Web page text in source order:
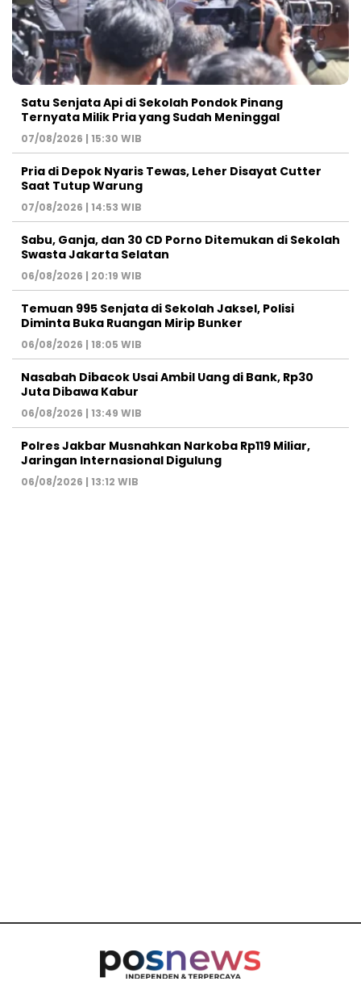
Satu Senjata Api di Sekolah Pondok Pinang
Ternyata Milik Pria yang Sudah Meninggal
07/08/2026 | 15:30 WIB
Pria di Depok Nyaris Tewas, Leher Disayat Cutter
Saat Tutup Warung
07/08/2026 | 14:53 WIB
Sabu, Ganja, dan 30 CD Porno Ditemukan di Sekolah
Swasta Jakarta Selatan
06/08/2026 | 20:19 WIB
Temuan 995 Senjata di Sekolah Jaksel, Polisi
Diminta Buka Ruangan Mirip Bunker
06/08/2026 | 18:05 WIB
Nasabah Dibacok Usai Ambil Uang di Bank, Rp30
Juta Dibawa Kabur
06/08/2026 | 13:49 WIB
Polres Jakbar Musnahkan Narkoba Rp119 Miliar,
Jaringan Internasional Digulung
06/08/2026 | 13:12 WIB